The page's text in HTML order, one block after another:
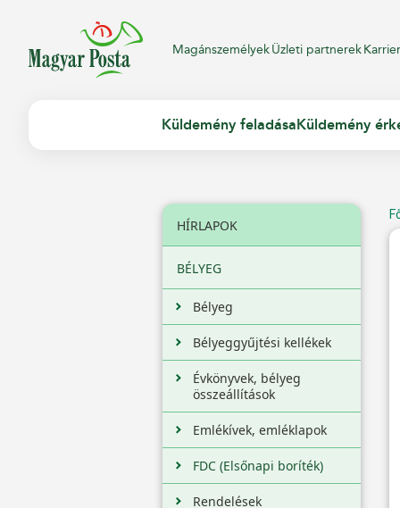
MagánszemélyekÜzleti partnerekKarrier
Küldemény feladása Küldemény
HÍRLAPOK
BÉLYEG
Bélyeg
Bélyeggyűjtési kellékek
Évkönyvek, bélyeg
összeállítások
Emlékívek, emléklapok
FDC (Elsőnapi boríték)
Rendelések